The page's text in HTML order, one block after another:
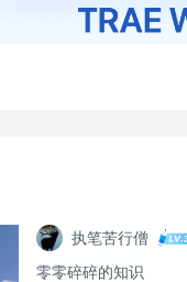
执笔苦行僧
零零碎碎的知识